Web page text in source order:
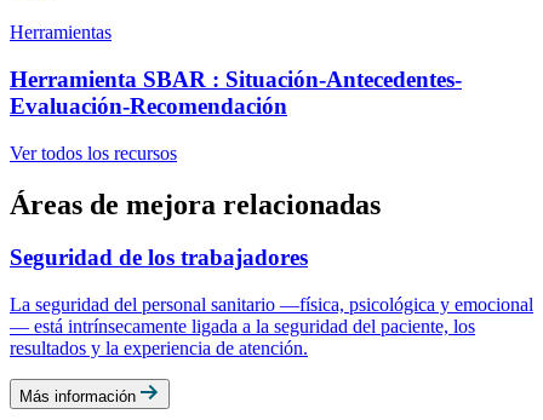
Herramientas
Herramienta SBAR : Situación-Antecedentes-
Evaluación-Recomendación
Ver todos los recursos
Áreas de mejora relacionadas
Seguridad de los trabajadores
La seguridad del personal sanitario —física, psicológica y emocional
— está intrínsecamente ligada a la seguridad del paciente, los
resultados y la experiencia de atención.
Más información